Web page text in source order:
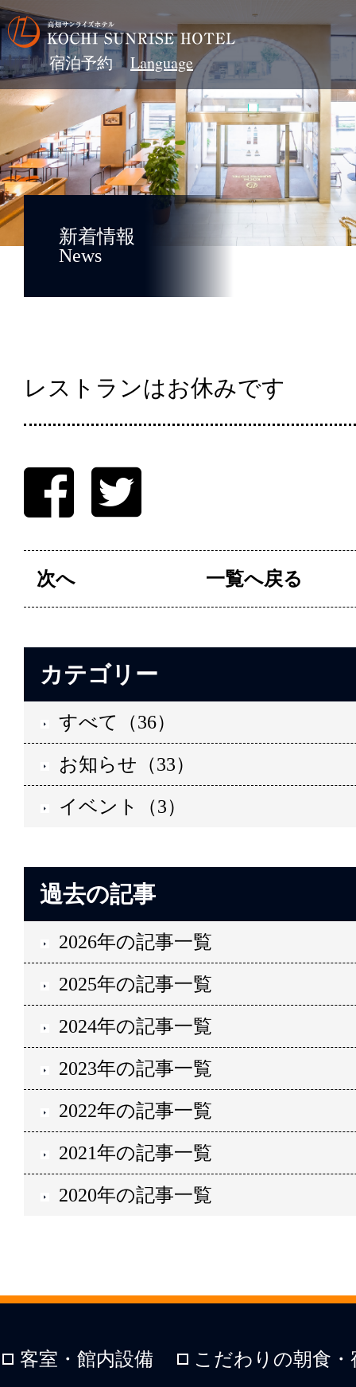
宿泊予約
新着情報
News
レストランはお休みです
次へ 一覧へ戻る
カテゴリー
すべて（36）
お知らせ（33）
イベント（3）
過去の記事
2026年の記事一覧
2025年の記事一覧
2024年の記事一覧
2023年の記事一覧
2022年の記事一覧
2021年の記事一覧
2020年の記事一覧
客室・館内設備 こだわりの朝食